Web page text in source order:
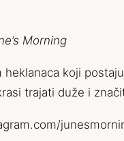
Morning
heklanaca koji
trajati duže i